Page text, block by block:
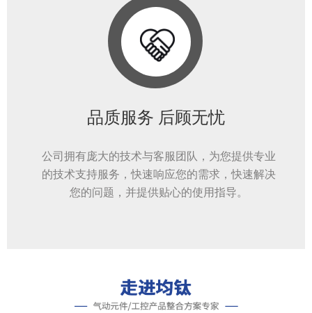
品质服务 后顾无忧
公司拥有庞大的技术与客服团队，为您提供专业
的技术支持服务，快速响应您的需求，快速解决
您的问题，并提供贴心的使用指导。